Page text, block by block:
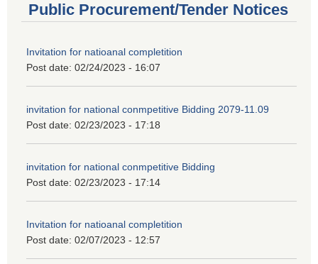
Public Procurement/Tender Notices
Invitation for natioanal completition
Post date: 02/24/2023 - 16:07
invitation for national conmpetitive Bidding 2079-11.09
Post date: 02/23/2023 - 17:18
invitation for national conmpetitive Bidding
Post date: 02/23/2023 - 17:14
Invitation for natioanal completition
Post date: 02/07/2023 - 12:57